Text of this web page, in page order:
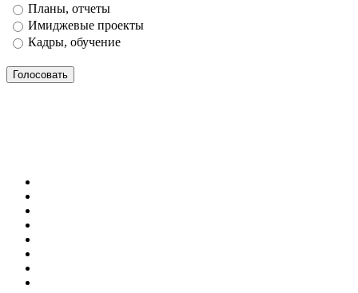
Планы, отчеты
Имиджевые проекты
Кадры, обучение